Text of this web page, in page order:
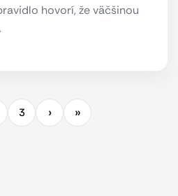
hovorí, že väčšinou
3